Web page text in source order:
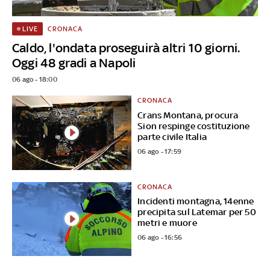
Caldo, l'ondata proseguirà altri 10 giorni.
Oggi 48 gradi a Napoli
LIVE CRONACA
06 ago - 18:00
Crans Montana, procura
Sion respinge costituzione
parte civile Italia
CRONACA
06 ago - 17:59
Incidenti montagna, 14enne
precipita sul Latemar per 50
metri e muore
CRONACA
06 ago - 16:56